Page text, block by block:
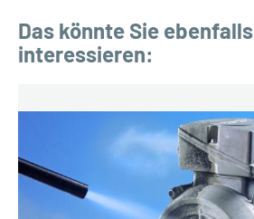
Das könnte Sie ebenfalls
interessieren: